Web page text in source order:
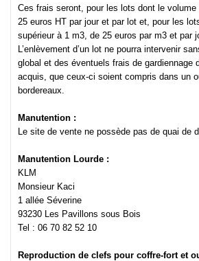
Ces frais seront, pour les lots dont le
25 euros HT par jour et par lot et, pour les
supérieur à 1 m3, de 25 euros par m3 et par
L’enlèvement d’un lot ne pourra intervenir
global et des éventuels frais de gardiennage
acquis, que ceux-ci soient compris dans un
bordereaux.
Manutention :
Le site de vente ne possède pas de quai de
Manutention Lourde :
KLM
Monsieur Kaci
1 allée Séverine
93230 Les Pavillons sous Bois
Tel : 06 70 82 52 10
Reproduction de clefs pour coffre-fort et